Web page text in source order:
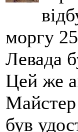
моргу
Левада
Цей же
Майстер
був